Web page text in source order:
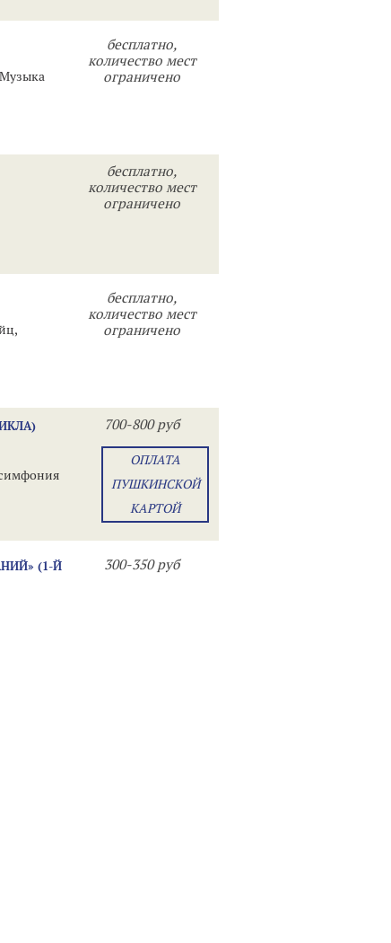
бесплатно,
количество мест
ограничено
бесплатно,
количество мест
ограничено
бесплатно,
количество мест
ограничено
700-800 руб
ОПЛАТА
ПУШКИНСКОЙ
КАРТОЙ
(1-Й
300-350 руб